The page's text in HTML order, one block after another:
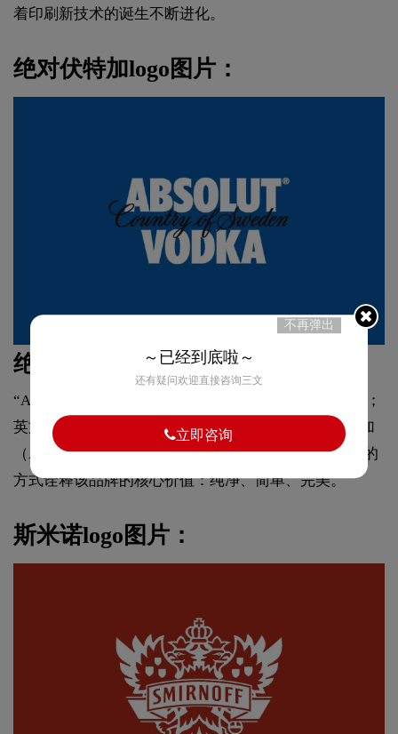
着印刷新技术的诞生不断进化。
绝对伏特加logo图片：
绝对伏特加标志设计说明：
“ABSOLUT”具有双重意思：瑞典文“绝对”是品牌名称；
英文则是“绝对的、十足的、全然地”之意。绝对伏特加
（Absolut Vodka）不断采取富有创意而又高雅及幽默的
方式诠释该品牌的核心价值：纯净、简单、完美。
斯米诺logo图片：
不再弹出
～已经到底啦～
还有疑问欢迎直接咨询三文
立即咨询